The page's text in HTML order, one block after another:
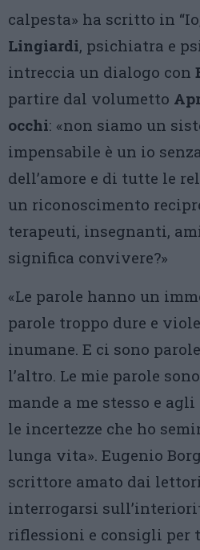
calpesta» ha scritto in
Lingiardi, psichiatra e
intreccia un dialogo con
partire dal volumetto
occhi: «non siamo un
impensabile è un io
dell’amore e di tutte le
un riconoscimento
terapeuti, insegnanti,
significa convivere?»
«Le parole hanno un
parole troppo dure e
inumane. E ci sono
l’altro. Le mie parole
mande a me stesso e
le incertezze che ho
lunga vita». Eugenio
scrittore amato dai
interrogarsi
riflessioni e consigli per